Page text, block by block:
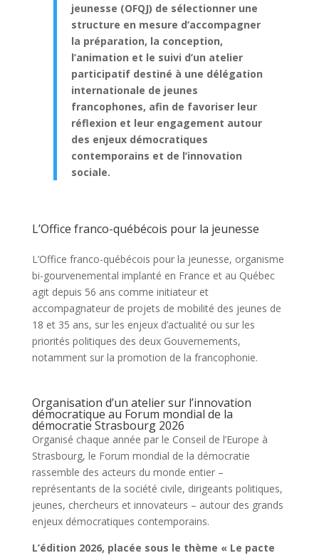
jeunesse (OFQJ) de sélectionner une
structure en mesure d’accompagner
la préparation, la conception,
l’animation et le suivi d’un atelier
participatif destiné à une délégation
internationale de jeunes
francophones, afin de favoriser leur
réflexion et leur engagement autour
des enjeux démocratiques
contemporains et de l’innovation
sociale.
L’Office franco-québécois pour la jeunesse
L’Office franco-québécois pour la jeunesse, organisme
bi-gourvenemental implanté en France et au Québec
agit depuis 56 ans comme initiateur et
accompagnateur de projets de mobilité des jeunes de
18 et 35 ans, sur les enjeux d’actualité ou sur les
priorités politiques des deux Gouvernements,
notamment sur la promotion de la francophonie.
Organisation d’un atelier sur l’innovation
démocratique au Forum mondial de la
démocratie Strasbourg 2026
Organisé chaque année par le Conseil de l’Europe à
Strasbourg, le Forum mondial de la démocratie
rassemble des acteurs du monde entier –
représentants de la société civile, dirigeants politiques,
jeunes, chercheurs et innovateurs – autour des grands
enjeux démocratiques contemporains.
L’édition 2026, placée sous le thème « Le pacte